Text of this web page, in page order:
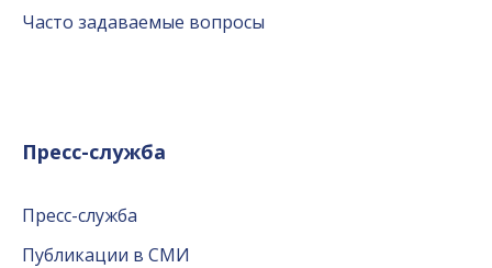
Часто задаваемые вопросы
Пресс-служба
Пресс-служба
Публикации в СМИ